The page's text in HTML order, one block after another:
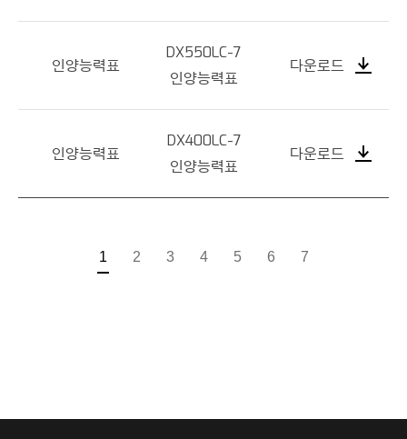
인양능력표
DX550LC-7
인양능력표
다운로드
인양능력표
DX400LC-7
인양능력표
다운로드
1 2 3 4 5 6 7